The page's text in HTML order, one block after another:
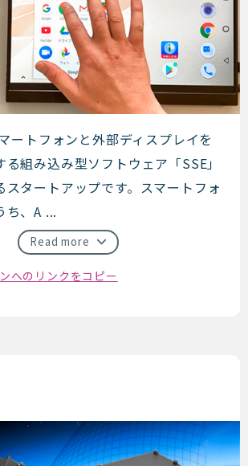
ートフォンと外部ディスプレイを
組み込み型ソフトウェア「SSE」
スタートアップです。スマートフォ
ち、A ...
Read more
へのリンクをコピー